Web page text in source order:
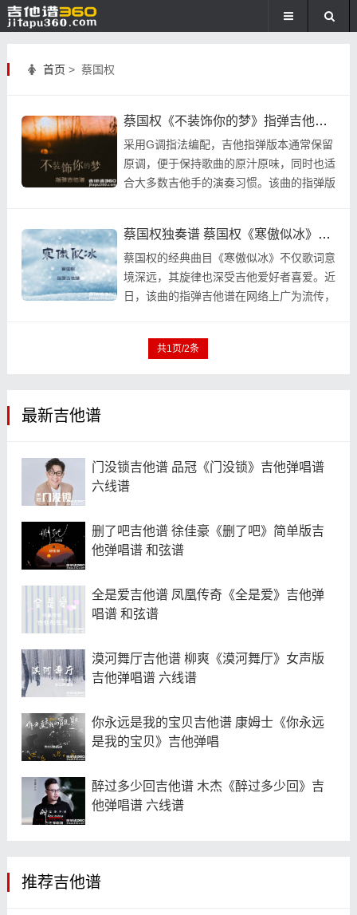
首页 > 蔡国权
蔡国权《不装饰你的梦》指弹吉他谱 独奏谱 六线谱
采用G调指法编配，吉他指弹版本通常保留
原调，便于保持歌曲的原汁原味，同时也适
合大多数吉他手的演奏习惯。该曲的指弹版
蔡国权独奏谱 蔡国权《寒傲似冰》指弹吉他谱 六线谱
蔡国权的经典曲目《寒傲似冰》不仅歌词意
境深远，其旋律也深受吉他爱好者喜爱。近
日，该曲的指弹吉他谱在网络上广为流传，
共1页/2条
最新吉他谱
门没锁吉他谱 品冠《门没锁》吉他弹唱谱
六线谱
删了吧吉他谱 徐佳豪《删了吧》简单版吉
他弹唱谱 和弦谱
全是爱吉他谱 凤凰传奇《全是爱》吉他弹
唱谱 和弦谱
漠河舞厅吉他谱 柳爽《漠河舞厅》女声版
吉他弹唱谱 六线谱
你永远是我的宝贝吉他谱 康姆士《你永远
是我的宝贝》吉他弹唱
醉过多少回吉他谱 木杰《醉过多少回》吉
他弹唱谱 六线谱
推荐吉他谱